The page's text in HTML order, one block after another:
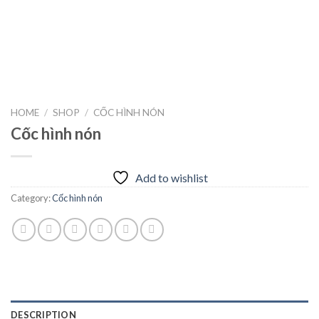
HOME / SHOP / CỐC HÌNH NÓN
Cốc hình nón
Add to wishlist
Category:Cốc hình nón
DESCRIPTION